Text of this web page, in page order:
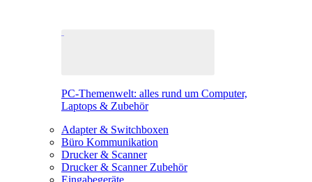
PC-Themenwelt: alles rund um Computer,
Laptops & Zubehör
Adapter & Switchboxen
Büro Kommunikation
Drucker & Scanner
Drucker & Scanner Zubehör
Eingabegeräte